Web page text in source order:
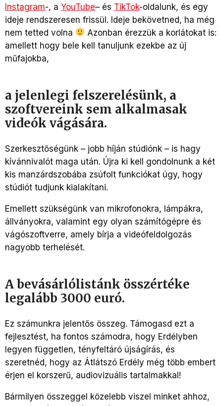
Instagram-, a YouTube– és TikTok-oldalunk, és egy
ideje rendszeresen frissül. Ideje bekövetned, ha még
nem tetted volna
Azonban érezzük a korlátokat is:
amellett hogy bele kell tanuljunk ezekbe az új
műfajokba,
a jelenlegi felszerelésünk, a
szoftvereink sem alkalmasak
videók vágására.
Szerkesztőségünk – jobb híján stúdiónk – is hagy
kívánnivalót maga után. Újra ki kell gondolnunk a két
kis manzárdszobába zsúfolt funkciókat úgy, hogy
stúdiót tudjunk kialakítani.
Emellett szükségünk van mikrofonokra, lámpákra,
állványokra, valamint egy olyan számítógépre és
vágószoftverre, amely bírja a videófeldolgozás
nagyobb terhelését.
A bevásárlólistánk összértéke
legalább 3000 euró.
Ez számunkra jelentős összeg. Támogasd ezt a
fejlesztést, ha fontos számodra, hogy Erdélyben
legyen független, tényfeltáró újságírás, és
szeretnéd, hogy az Átlátszó Erdély még több embert
érjen el korszerű, audiovizuális tartalmakkal!
Bármilyen összeggel közelebb viszel minket ahhoz,